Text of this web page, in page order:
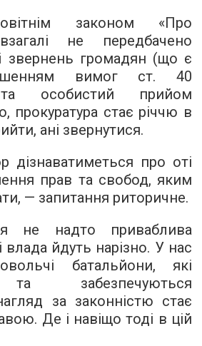
законом «Про
не передбачено
звернень громадян (що є
вимог ст. 40
та особистий прийом
прокуратура стає річчю в
ані звернутися.
дізнаватиметься про оті
прав та свобод, яким
— запитання риторичне.
не надто приваблива
влада йдуть нарізно. У нас
батальйони, які
забезпечуються
за законністю стає
Де і навіщо тоді в цій